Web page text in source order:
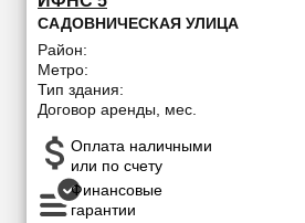
САДОВНИЧЕСКАЯ УЛИЦА
Район:
Метро:
Тип здания:
Договор аренды, мес.
Оплата наличными
или по счету
Финансовые
гарантии